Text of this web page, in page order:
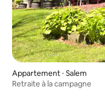
Appartement ⋅ Salem
Retraite à la campagne